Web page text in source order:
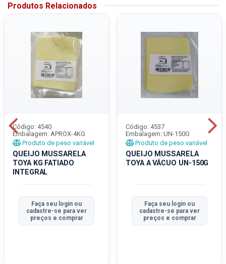
Produtos Relacionados
QUEIJO MUSSARELA
TOYA KG FATIADO
INTEGRAL
Código: 4540
Embalagem: APROX-4KG
Produto de peso variável
Faça seu login ou
cadastre-se para ver
preços e comprar
QUEIJO MUSSARELA
TOYA A VÁCUO UN-150G
Código: 4537
Embalagem: UN-150G
Produto de peso variável
Faça seu login ou
cadastre-se para ver
preços e comprar